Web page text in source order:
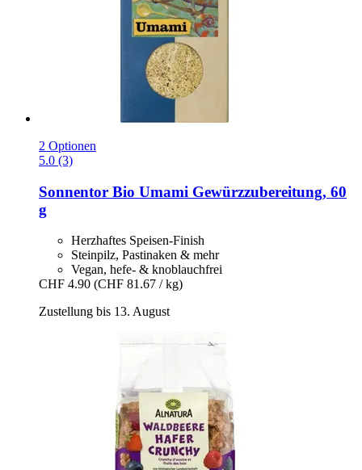
2 Optionen
5.0 (3)
Sonnentor Bio Umami Gewürzzubereitung, 60
g
Herzhaftes Speisen-Finish
Steinpilz, Pastinaken & mehr
Vegan, hefe- & knoblauchfrei
CHF 4.90 (CHF 81.67 / kg)
Zustellung bis 13. August